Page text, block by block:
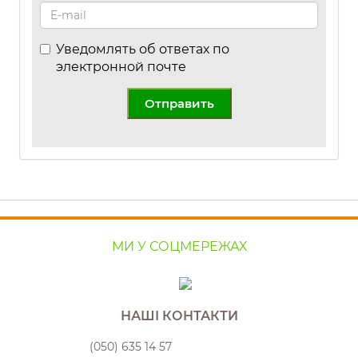
Уведомлять об ответах по
электронной почте
Отправить
МИ У СОЦМЕРЕЖАХ
НАШІ КОНТАКТИ
(050) 635 14 57